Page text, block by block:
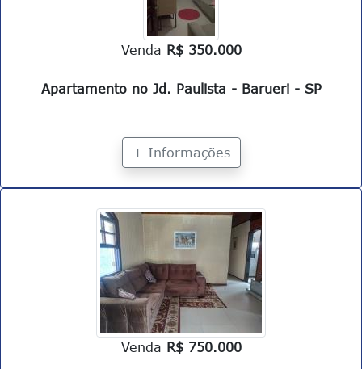
Venda R$ 350.000
Apartamento no Jd. Paulista - Barueri - SP
+ Informações
Venda R$ 750.000